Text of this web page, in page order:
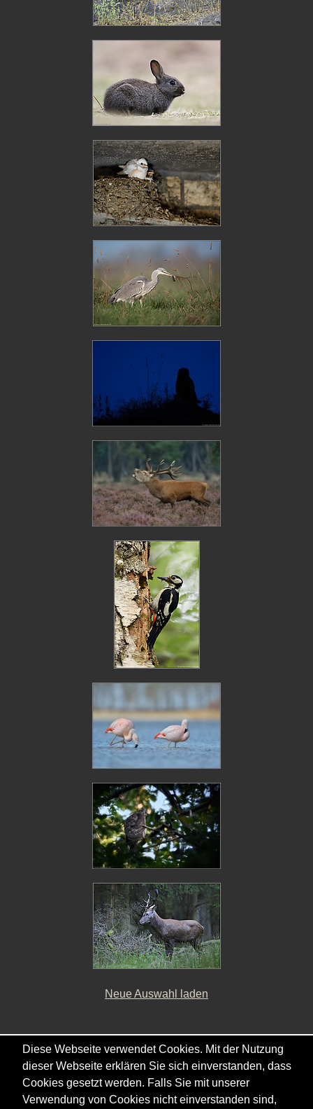
Neue Auswahl laden
Copyright © - 2026 - Gordana & Ralf Kistowski
Diese Webseite verwendet Cookies. Mit der Nutzung
dieser Webseite erklären Sie sich einverstanden, dass
Cookies gesetzt werden. Falls Sie mit unserer
Verwendung von Cookies nicht einverstanden sind,